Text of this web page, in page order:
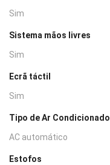
Sim
Sistema mãos livres
Sim
Ecrã táctil
Sim
Tipo de Ar Condicionado
AC automático
Estofos